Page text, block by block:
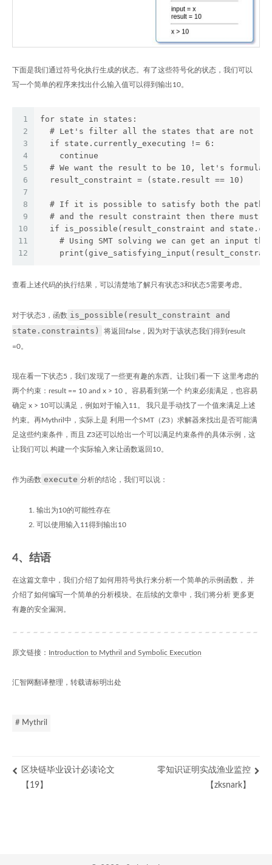
下面是我们通过符号化执行生成的状态。有了这些符号化的状态，我们可以
写一个简单的程序来找出什么输入值可以得到输出10。
1
2
3
4
5
6
7
8
9
10
11
12
for state in states:
# Let's filter all the states that are not
  if state.currently_executing != 6:
    continue
# We want the result to be 10, let's
  result_constraint = (state.result == 10)
# If it is possible to satisfy both the path
# and the result constraint then there must
if is_possible(result_constraint and
# Using SMT solving we can get an input
查看上述代码的执行结果，可以清楚地了解只有状态3和状态5需要考虑。
对于状态3，函数 is_possible(result_constraint and
state.constraints)
将返回false，因为对于该状态我们得到result
=0。
现在看一下状态5，我们发现了一些更有趣的东西。让我们看一下 这里考虑的
两个约束：result == 10 and x > 10 。容易看到第一个 约束必须满足，也容易
确定 x > 10可以满足，例如对于输入11。 我只是手动找了一个值来满足上述
约束。再Mythril中，实际上是 利用一个SMT（Z3）求解器来找出是否可能满
足这些约束条件，而且 Z3还可以给出一个可以满足约束条件的具体示例，这
让我们可以 构建一个实际输入来让函数返回10。
作为函数 execute 分析的结论，我们可以说：
输出为10的可能性存在
可以使用输入11得到输出10
4、结语
在这篇文章中，我们介绍了如何用符号执行来分析一个简单的示例函数， 并
介绍了如何编写一个简单的分析模块。在后续的文章中，我们将分析 更多更
有趣的安全漏洞。
原文链接： Introduction to Mythril and Symbolic Execution
汇智网翻译整理，转载请标明出处
# Mythril
区块链毕业设计必读论文
【19】
零知识证明实战渔业监控
【zksnark】